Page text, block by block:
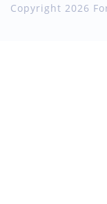
Copyright 2026